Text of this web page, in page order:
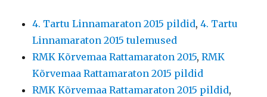
4. Tartu Linnamaraton 2015 pildid,4. Tartu
Linnamaraton 2015 tulemused
RMK Kõrvemaa Rattamaraton 2015,RMK
Kõrvemaa Rattamaraton 2015 pildid
RMK Kõrvemaa Rattamaraton 2015 pildid,